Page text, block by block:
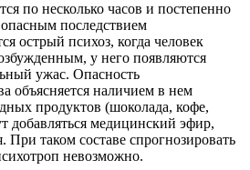
по несколько часов и постепенно
последствием
острый психоз, когда человек
у него появляются
ужас. Опасность
объясняется наличием в нем
продуктов (шоколада, кофе,
добавляться медицинский эфир,
При таком составе спрогнозировать
невозможно.